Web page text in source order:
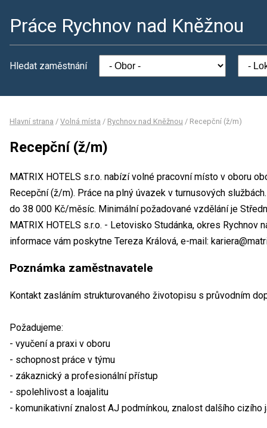
Práce Rychnov nad Kněžnou
Hledat zaměstnání
Hlavní strana / Volná místa / Rychnov nad Kněžnou / Recepční (ž/m)
Recepční (ž/m)
MATRIX HOTELS s.r.o. nabízí volné pracovní místo v oboru
Recepční (ž/m). Práce na plný úvazek v turnusových
do 38 000 Kč/měsíc. Minimální požadované vzdělání je
MATRIX HOTELS s.r.o. - Letovisko Studánka, okres Rychnov
informace vám poskytne Tereza Králová, e-mail:
Poznámka zaměstnavatele
Kontakt zasláním strukturovaného životopisu s průvodním
Požadujeme:
- vyučení a praxi v oboru
- schopnost práce v týmu
- zákaznický a profesionální přístup
- spolehlivost a loajalitu
- komunikativní znalost AJ podmínkou, znalost dalšího cizího